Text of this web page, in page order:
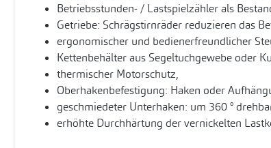
Betriebsstunden- / Lastspielzähler als
Getriebe: Schrägstirnräder reduzieren das
ergonomischer und bedienerfreundlicher
Kettenbehälter aus Segeltuchgewebe oder
thermischer Motorschutz,
Oberhakenbefestigung: Haken oder
geschmiedeter Unterhaken: um 360 °
erhöhte Durchhärtung der vernickelten